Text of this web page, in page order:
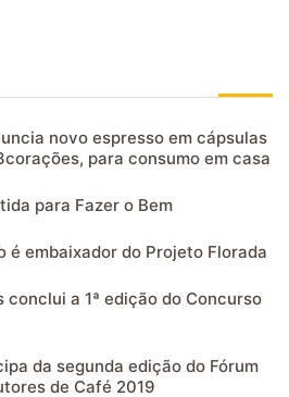
novo espresso em cápsulas
para consumo em casa
para Fazer o Bem
é embaixador do Projeto Florada
conclui a 1ª edição do Concurso
da segunda edição do Fórum
de Café 2019